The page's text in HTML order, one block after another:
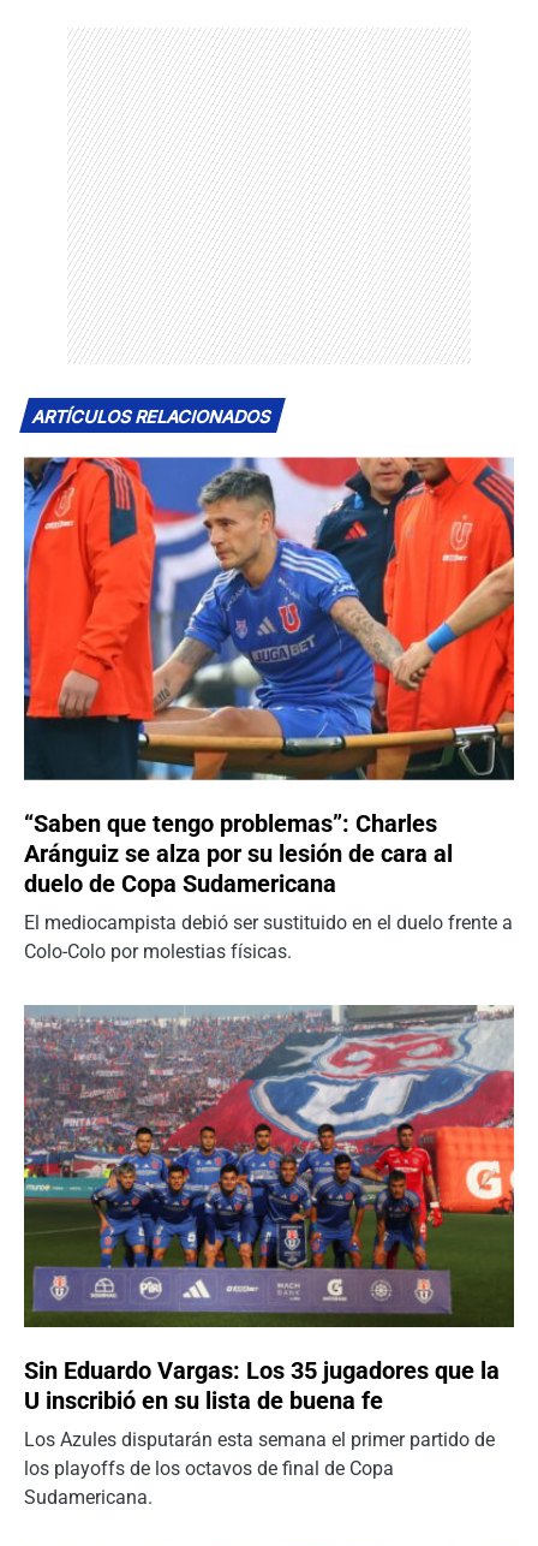
ARTÍCULOS RELACIONADOS
“Saben que tengo problemas”: Charles
Aránguiz se alza por su lesión de cara al
duelo de Copa Sudamericana
El mediocampista debió ser sustituido en el duelo frente a
Colo-Colo por molestias físicas.
Sin Eduardo Vargas: Los 35 jugadores que la
U inscribió en su lista de buena fe
Los Azules disputarán esta semana el primer partido de
los playoffs de los octavos de final de Copa
Sudamericana.